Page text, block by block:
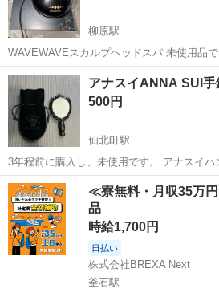
柳原駅
WAVEWAVEスカルプヘッドスパ 未使用品で
岩手 北上市 柳原駅
アナスイANNA SUI手
500円
仙北町駅
3年程前に購入し、未使用です。 アナスイハンドミラー定価2,200円で
公式オンラインサイトにて購入致しました。 持ち歩きやすい大きさだ
と思います。 サイズ：約 Ｈ155mm ×
岩手 盛岡市 仙北町駅 美容家電
≪寮無料・月収35万
品
時給1,700円
日払い
株式会社BREXA Next
釜石駅